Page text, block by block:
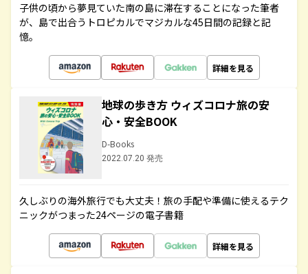
子供の頃から夢見ていた南の島に滞在することになった筆者
が、島で出合うトロピカルでマジカルな45日間の記録と記
憶。
詳細を見る
地球の歩き方 ウィズコロナ旅の安
心・安全BOOK
D-Books
2022.07.20 発売
久しぶりの海外旅行でも大丈夫！旅の手配や準備に使えるテク
ニックがつまった24ページの電子書籍
詳細を見る